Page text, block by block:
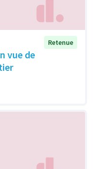
vue de
Retenue